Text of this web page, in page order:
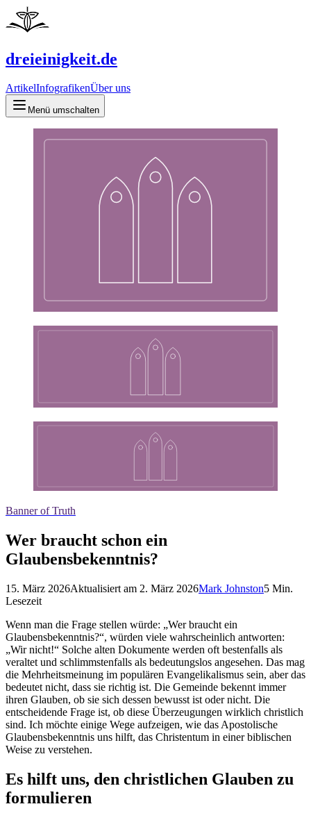
dreieinigkeit.de
ArtikelInfografikenÜber uns
Menü umschalten
Banner of Truth
Wer braucht schon ein
Glaubensbekenntnis?
15. März 2026Aktualisiert am 2. März 2026Mark Johnston5 Min.
Lesezeit
Wenn man die Frage stellen würde: „Wer braucht ein
Glaubensbekenntnis?“, würden viele wahrscheinlich antworten:
„Wir nicht!“ Solche alten Dokumente werden oft bestenfalls als
veraltet und schlimmstenfalls als bedeutungslos angesehen. Das mag
die Mehrheitsmeinung im populären Evangelikalismus sein, aber das
bedeutet nicht, dass sie richtig ist. Die Gemeinde bekennt immer
ihren Glauben, ob sie sich dessen bewusst ist oder nicht. Die
entscheidende Frage ist, ob diese Überzeugungen wirklich christlich
sind. Ich möchte einige Wege aufzeigen, wie das Apostolische
Glaubensbekenntnis uns hilft, das Christentum in einer biblischen
Weise zu verstehen.
Es hilft uns, den christlichen Glauben zu
formulieren